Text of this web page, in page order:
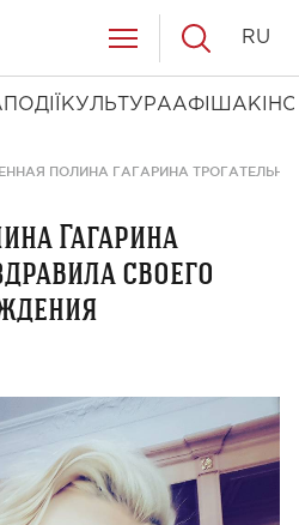
ПОДІЇ КУЛЬТУРААФІША КІНО
RU
ПОЛИНА ГАГАРИНА
Гагарина
своего